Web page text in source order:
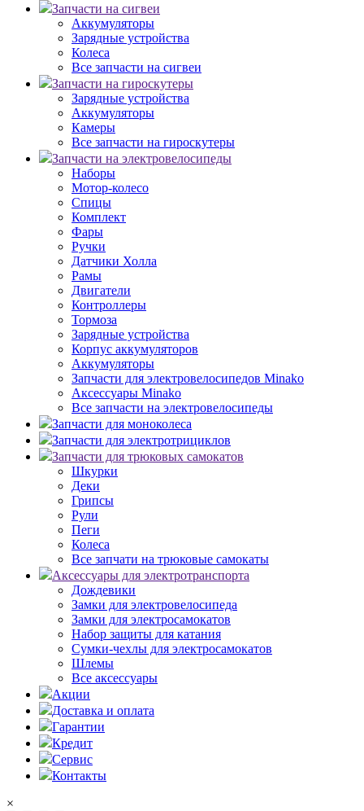
Запчасти на сигвеи
Аккумуляторы
Зарядные устройства
Колеса
Все запчасти на сигвеи
Запчасти на гироскутеры
Зарядные устройства
Аккумуляторы
Камеры
Все запчасти на гироскутеры
Запчасти на электровелосипеды
Наборы
Мотор-колесо
Спицы
Комплект
Фары
Ручки
Датчики Холла
Рамы
Двигатели
Контроллеры
Тормоза
Зарядные устройства
Корпус аккумуляторов
Аккумуляторы
Запчасти для электровелосипедов Minako
Аксессуары Minako
Все запчасти на электровелосипеды
Запчасти для моноколеса
Запчасти для электротрициклов
Запчасти для трюковых самокатов
Шкурки
Деки
Грипсы
Рули
Пеги
Колеса
Все запчати на трюковые самокаты
Аксессуары для электротранспорта
Дождевики
Замки для электровелосипеда
Замки для электросамокатов
Набор защиты для катания
Сумки-чехлы для электросамокатов
Шлемы
Все аксессуары
Акции
Доставка и оплата
Гарантии
Кредит
Сервис
Контакты
×